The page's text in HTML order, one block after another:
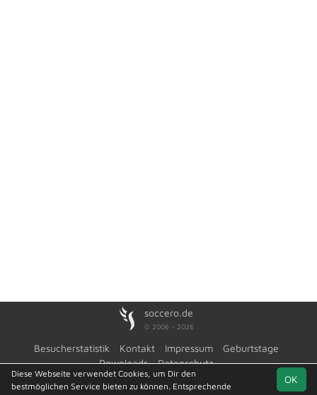
soccero.de
© 2006 - 2026
Besucherstatistik Kontakt Impressum
Geburtstage
Downloads
Datenschutz
OK
Diese Webseite verwendet Cookies, um Dir den
bestmöglichen Service bieten zu können. Entsprechende